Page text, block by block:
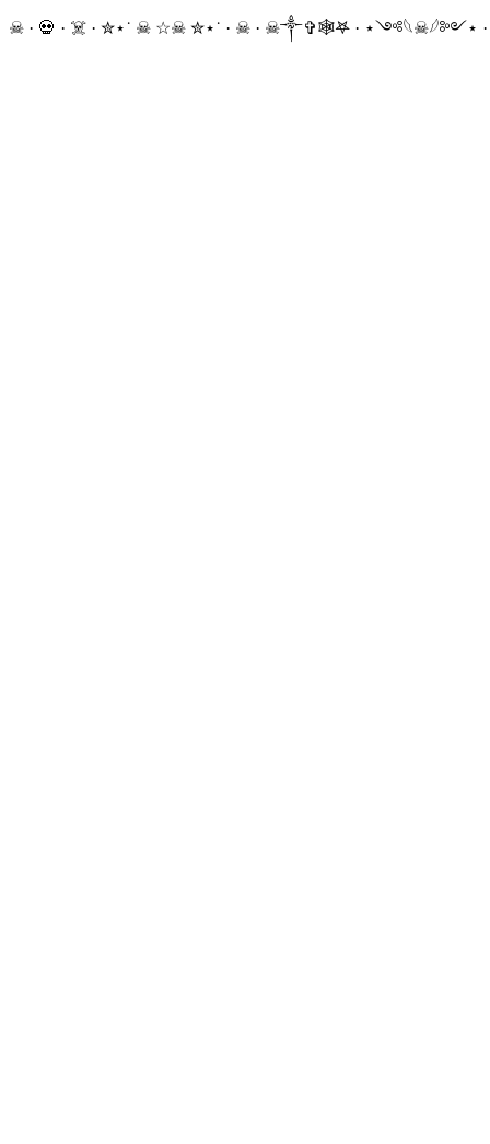
☠ · 💀 · ☠️ · ✮⋆˙ ☠︎︎ ☆☠︎ ✮⋆˙ · ☠︎ · ☠︎︎༒︎✞︎🕸𖤐 · ⋆༺𓆩☠︎︎𓆪༻⋆